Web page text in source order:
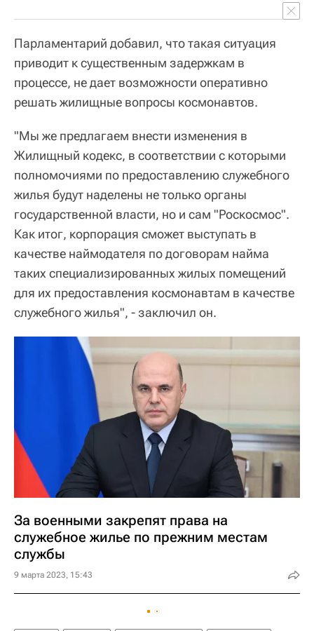
Парламентарий добавил, что такая ситуация
приводит к существенным задержкам в
процессе, не дает возможности оперативно
решать жилищные вопросы космонавтов.
"Мы же предлагаем внести изменения в
Жилищный кодекс, в соответствии с которыми
полномочиями по предоставлению служебного
жилья будут наделены не только органы
государственной власти, но и сам "Роскосмос".
Как итог, корпорация сможет выступать в
качестве наймодателя по договорам найма
таких специализированных жилых помещений
для их предоставления космонавтам в качестве
служебного жилья", - заключил он.
За военными закрепят права на
служебное жилье по прежним местам
службы
9 марта 2023, 15:43